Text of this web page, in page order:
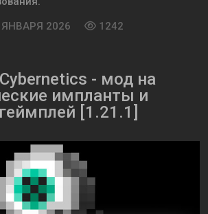
ЯНВАРЯ 2026 1242
- мод на
импланты и
[1.21.1]